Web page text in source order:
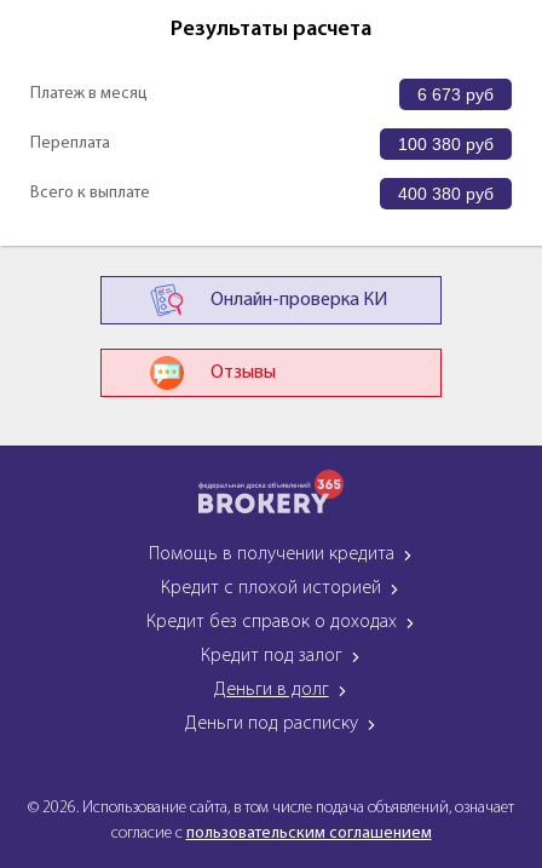
Результаты расчета
Платеж в месяц 6 673 руб
Переплата 100 380 руб
Всего к выплате 400 380 руб
Онлайн-проверка КИ
Отзывы
Помощь в получении кредита
Кредит с плохой историей
Кредит без справок о доходах
Кредит под залог
Деньги в долг
Деньги под расписку
© 2026. Использование сайта, в том числе подача объявлений, означает
согласие с пользовательским соглашением